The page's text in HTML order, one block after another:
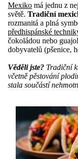
Mexiko má jednu z
světě. Tradiční
rozmanitá a plná
předhispánské
čokoládou nebo
dobyvatelů (pšenice,
Věděli jste? Tradiční
včetně pěstování
stala součástí